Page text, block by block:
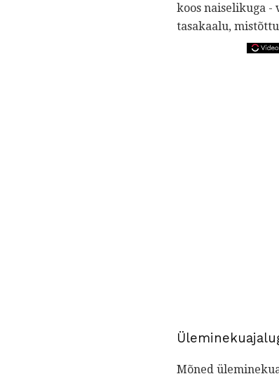
koos naiselikuga -
tasakaalu,
Mõned